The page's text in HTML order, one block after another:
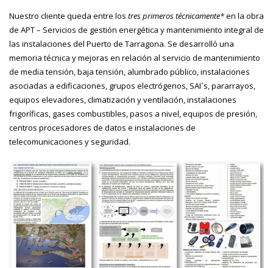
Nuestro cliente queda entre los tres primeros técnicamente*en la obra
de APT – Servicios de gestión energética y mantenimiento integral de
las instalaciones del Puerto de Tarragona. Se desarrolló una
memoria técnica y mejoras en relación al servicio de mantenimiento
de media tensión, baja tensión, alumbrado público, instalaciones
asociadas a edificaciones, grupos electrógenos, SAI´s, pararrayos,
equipos elevadores, climatización y ventilación, instalaciones
frigoríficas, gases combustibles, pasos a nivel, equipos de presión,
centros procesadores de datos e instalaciones de
telecomunicaciones y seguridad.